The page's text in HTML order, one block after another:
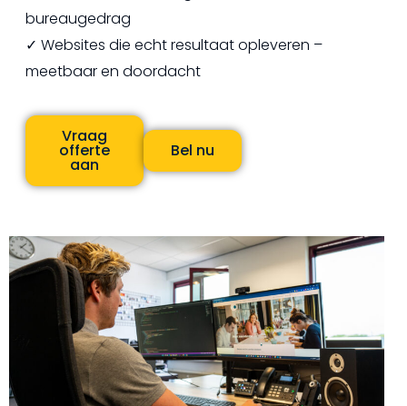
bureaugedrag
✓ Websites die echt resultaat opleveren –
meetbaar en doordacht
Vraag
offerte
aan
Bel nu